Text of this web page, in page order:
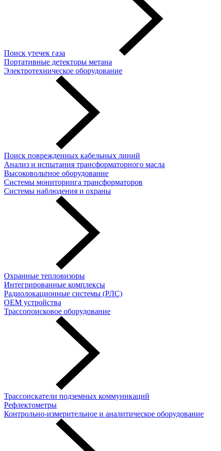
Поиск утечек газа
Портативные детекторы метана
Электротехническое оборудование
Поиск поврежденных кабельных линий
Анализ и испытания трансформаторного масла
Высоковольтное оборудование
Системы мониторинга трансформаторов
Системы наблюдения и охраны
Охранные тепловизоры
Интегрированные комплексы
Радиолокационные системы (РЛС)
OEM устройства
Трассопоисковое оборудование
Трассоискатели подземных коммуникаций
Рефлектометры
Контрольно-измерительное и аналитическое оборудование